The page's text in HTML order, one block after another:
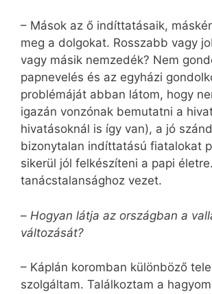
– Mások az ő indíttatásaik,
meg a dolgokat. Rosszabb vagy
vagy másik nemzedék? Nem
papnevelés és az egyházi
problémáját abban látom, hogy
igazán vonzónak bemutatni a
hivatásoknál is így van), a jó
bizonytalan indíttatású fiatalokat
sikerül jól felkészíteni a papi
tanácstalansághoz vezet.
– Hogyan látja az országban a
változását?
– Káplán koromban különböző
szolgáltam. Találkoztam a